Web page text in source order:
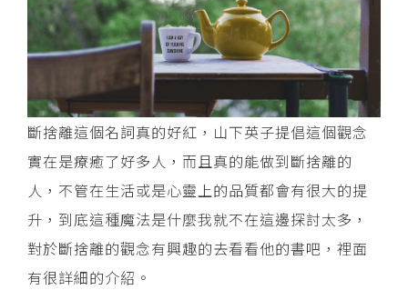
斷捨離這個名詞真的好紅，山下英子提倡這個觀念
實在是療癒了好多人，而且真的能做到斷捨離的
人，不管在生活或是心靈上的品質都會有很大的提
升，到底這種魔法是什麼我就不在這邊探討太多，
對於斷捨離的觀念有興趣的去看看他的書吧，裡面
有很詳細的介紹。